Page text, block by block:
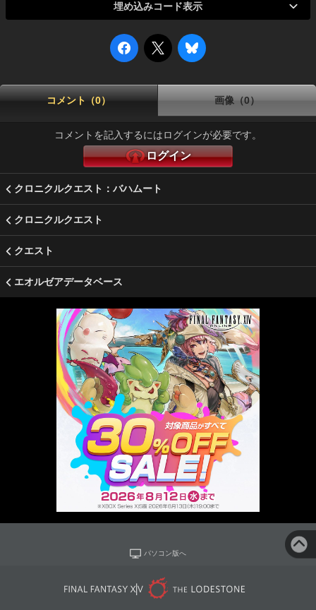
埋め込みコード表示
コメント（0） 画像（0）
コメントを記入するにはログインが必要です。
ログイン
クロニクルクエスト：バハムート
クロニクルクエスト
クエスト
エオルゼアデータベース
パソコン版へ